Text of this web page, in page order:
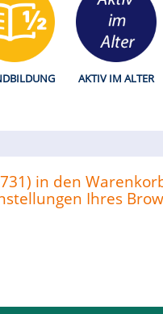
AKTIV IM ALTER
in den
Ihres